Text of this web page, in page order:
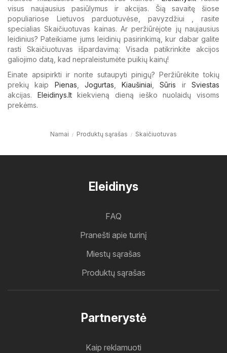
visus naujausius pasiūlymus ir akcijas. Šią savaitę šiose
populiariose Lietuvos parduotuvėse, pavyzdžiui , rasite
specialias Skaičiuotuvas kainas. Ar peržiūrėjote jų naujausius
leidinius? Pateikiame jums leidinių pasirinkimą, kur dabar galite
rasti Skaičiuotuvas išpardavimą: Visada patikrinkite akcijos
galiojimo datą, kad nepraleistumėte puikių kainų!
Einate apsipirkti ir norite sutaupyti pinigų? Peržiūrėkite tokių
prekių kaip Pienas Jogurtas ,Kiaušiniai ,Sūris irSviestas
akcijas. Eleidinys.ltkiekvieną dieną ieško nuolaidų visoms
prekėms.
Namai Produktų sąrašas Skaičiuotuvas
Eleidinys
FAQ
Pranešti apie turinį
Miestų sąrašas
Produktų sąrašas
Partnerystė
Kaip reklamuoti